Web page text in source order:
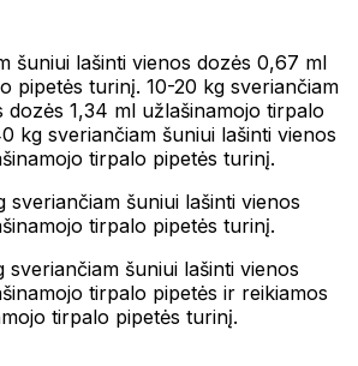
šuniui lašinti vienos dozės 0,67 ml
pipetės turinį. 10-20 kg sveriančiam
dozės 1,34 ml užlašinamojo tirpalo
kg sveriančiam šuniui lašinti vienos
tirpalo pipetės turinį.
sveriančiam šuniui lašinti vienos
tirpalo pipetės turinį.
sveriančiam šuniui lašinti vienos
tirpalo pipetės ir reikiamos
tirpalo pipetės turinį.